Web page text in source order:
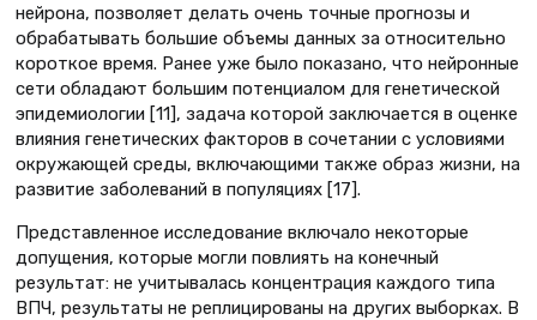
нейрона, позволяет делать очень точные прогнозы и
обрабатывать большие объемы данных за относительно
короткое время. Ранее уже было показано, что нейронные
сети обладают большим потенциалом для генетической
эпидемиологии [11], задача которой заключается в оценке
влияния генетических факторов в сочетании с условиями
окружающей среды, включающими также образ жизни, на
развитие заболеваний в популяциях [17].
Представленное исследование включало некоторые
допущения, которые могли повлиять на конечный
результат: не учитывалась концентрация каждого типа
ВПЧ, результаты не реплицированы на других выборках. В